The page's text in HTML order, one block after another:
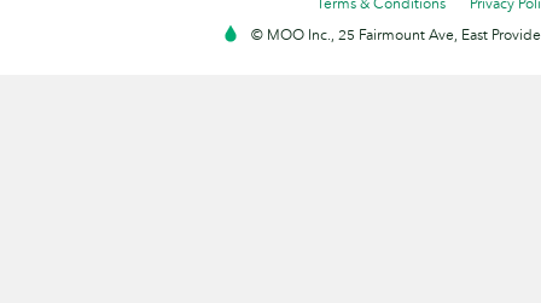
© MOO Inc., 25 Fairmount Ave, East